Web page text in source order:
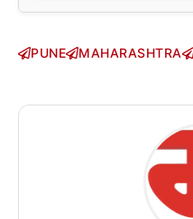
PUNE MAHARASHTRA